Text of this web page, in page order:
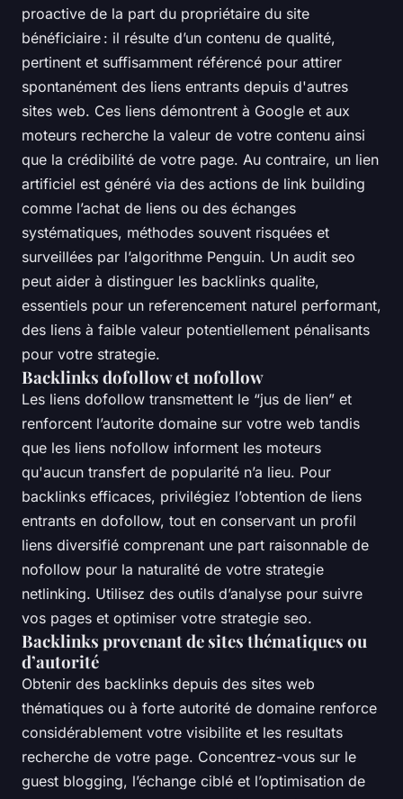
proactive de la part du propriétaire du site
bénéficiaire : il résulte d’un contenu de qualité,
pertinent et suffisamment référencé pour attirer
spontanément des liens entrants depuis d'autres
sites web. Ces liens démontrent à Google et aux
moteurs recherche la valeur de votre contenu ainsi
que la crédibilité de votre page. Au contraire, un lien
artificiel est généré via des actions de link building
comme l’achat de liens ou des échanges
systématiques, méthodes souvent risquées et
surveillées par l’algorithme Penguin. Un audit seo
peut aider à distinguer les backlinks qualite,
essentiels pour un referencement naturel performant,
des liens à faible valeur potentiellement pénalisants
pour votre strategie.
Backlinks dofollow et nofollow
Les liens dofollow transmettent le “jus de lien” et
renforcent l’autorite domaine sur votre web tandis
que les liens nofollow informent les moteurs
qu'aucun transfert de popularité n’a lieu. Pour
backlinks efficaces, privilégiez l’obtention de liens
entrants en dofollow, tout en conservant un profil
liens diversifié comprenant une part raisonnable de
nofollow pour la naturalité de votre strategie
netlinking. Utilisez des outils d’analyse pour suivre
vos pages et optimiser votre strategie seo.
Backlinks provenant de sites thématiques ou
d’autorité
Obtenir des backlinks depuis des sites web
thématiques ou à forte autorité de domaine renforce
considérablement votre visibilite et les resultats
recherche de votre page. Concentrez-vous sur le
guest blogging, l’échange ciblé et l’optimisation de